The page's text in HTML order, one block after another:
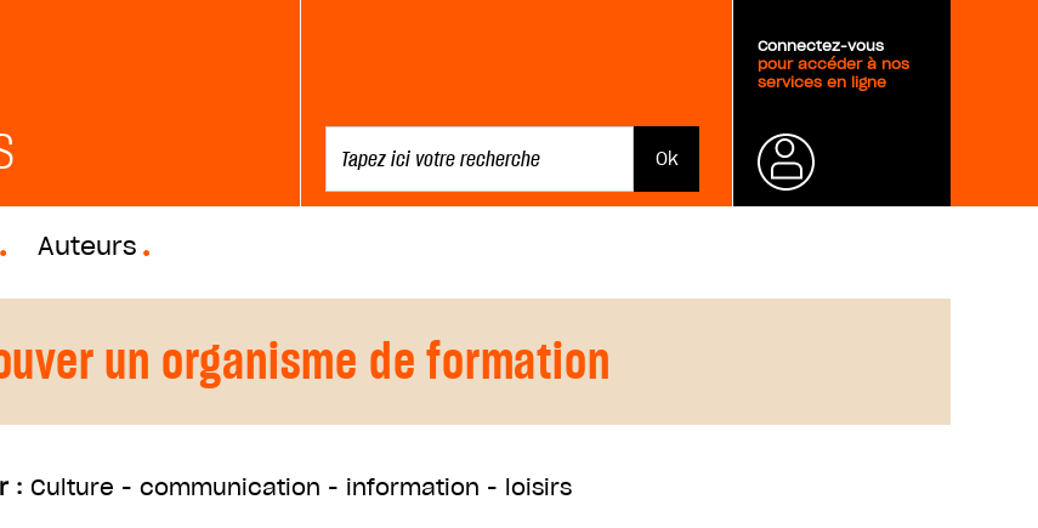
Connectez-vous
pour accéder à nos
services en ligne
Auteurs
un organisme de formation
: Culture - communication - information - loisirs